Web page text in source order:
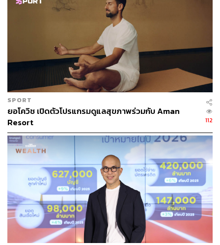
SPORT
ยอโควิช เปิดตัวโปรแกรมดูแลสุขภาพร่วมกับ Aman
Resort
112